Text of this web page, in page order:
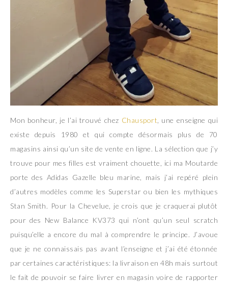
Mon bonheur, je l’ai trouvé chez Chausport , une enseigne qui
existe depuis 1980 et qui compte désormais plus de 70
magasins ainsi qu’un site de vente en ligne. La sélection que j’y
trouve pour mes filles est vraiment chouette, ici ma Moutarde
porte des Adidas Gazelle bleu marine, mais j’ai repéré plein
d’autres modèles comme les Superstar ou bien les mythiques
Stan Smith. Pour la Chevelue, je crois que je craquerai plutôt
pour des New Balance KV373 qui n’ont qu’un seul scratch
puisqu’elle a encore du mal à comprendre le principe. J’avoue
que je ne connaissais pas avant l’enseigne et j’ai été étonnée
par certaines caractéristiques: la livraison en 48h mais surtout
le fait de pouvoir se faire livrer en magasin voire de rapporter